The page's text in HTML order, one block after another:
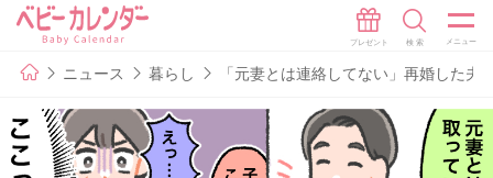
ニュース 暮らし 「元妻とは連絡してない」再婚した